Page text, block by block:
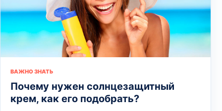
ВАЖНО ЗНАТЬ
Почему нужен солнцезащитный
крем, как его подобрать?